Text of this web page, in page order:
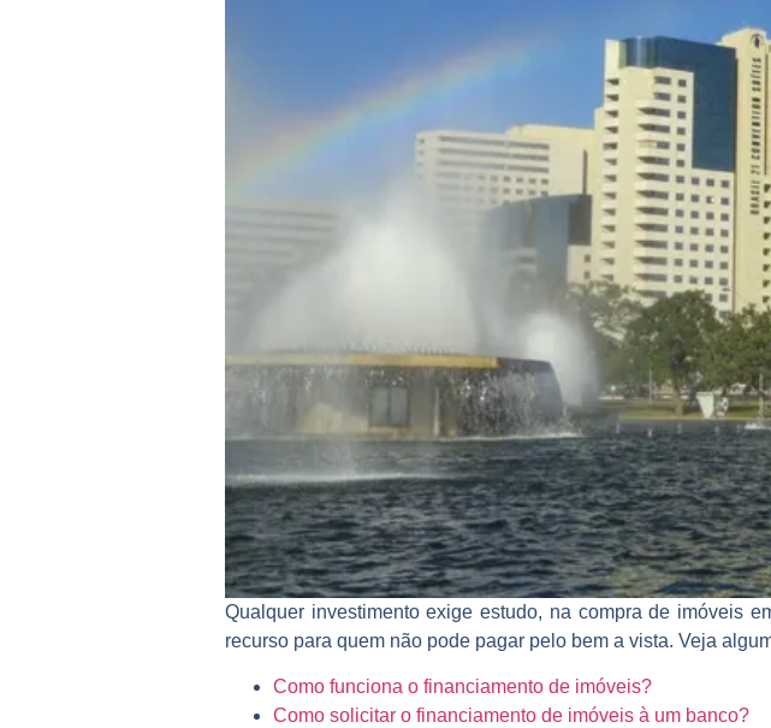
Qualquer investimento exige estudo, na compra de imóveis
recurso para quem não pode pagar pelo bem a vista. Veja
Como funciona o financiamento de imóveis?
Como solicitar o financiamento de imóveis à um banco?